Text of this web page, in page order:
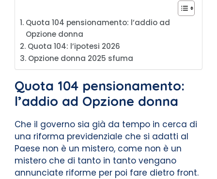
Quota 104 pensionamento: l’addio ad
Opzione donna
Quota 104: l’ipotesi 2026
Opzione donna 2025 sfuma
Quota 104 pensionamento:
l’addio ad Opzione donna
Che il governo sia già da tempo in cerca di
una riforma previdenziale che si adatti al
Paese non è un mistero, come non è un
mistero che di tanto in tanto vengano
annunciate riforme per poi fare dietro front.